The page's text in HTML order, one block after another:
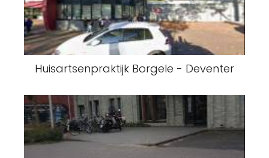
Huisartsenpraktijk Borgele - Deventer